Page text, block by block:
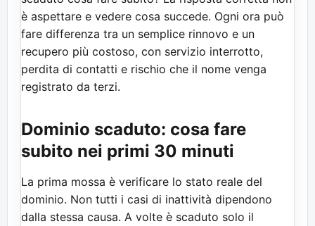
è aspettare e vedere cosa succede. Ogni ora può
fare differenza tra un semplice rinnovo e un
recupero più costoso, con servizio interrotto,
perdita di contatti e rischio che il nome venga
registrato da terzi.
Dominio scaduto: cosa fare
subito nei primi 30 minuti
La prima mossa è verificare lo stato reale del
dominio. Non tutti i casi di inattività dipendono
dalla stessa causa. A volte è scaduto solo il